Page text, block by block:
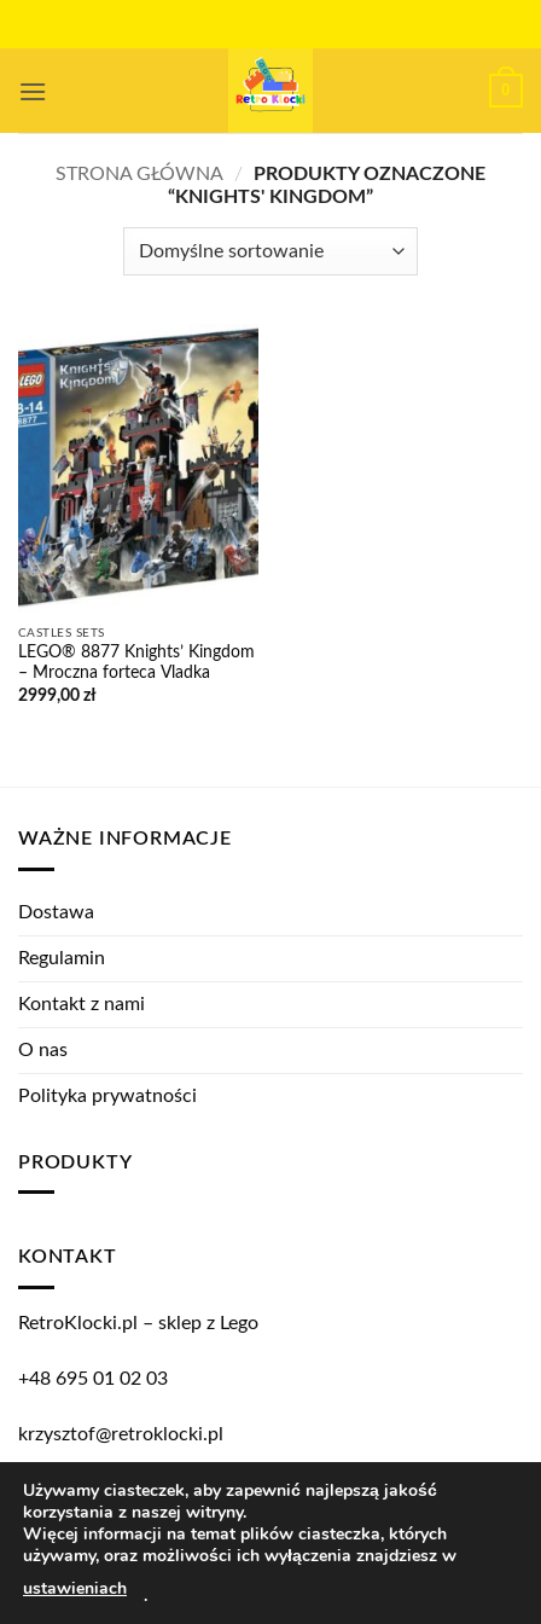
0
STRONA GŁÓWNA /
PRODUKTY OZNACZONE
“KNIGHTS' KINGDOM”
CASTLES SETS
LEGO® 8877 Knights’ Kingdom
– Mroczna forteca Vladka
2999,00 zł
WAŻNE INFORMACJE
Dostawa
Regulamin
Kontakt z nami
O nas
Polityka prywatności
PRODUKTY
KONTAKT
RetroKlocki.pl – sklep z Lego
+48 695 01 02 03
krzysztof@retroklocki.pl
Copyright 2026 ©RetroKlocki.pl
LEGO and the LEGO logo are trademarks of the LEGO Group.
Używamy ciasteczek, aby zapewnić najlepszą jakość
korzystania z naszej witryny.
Więcej informacji na temat plików ciasteczka, których
używamy, oraz możliwości ich wyłączenia znajdziesz w
ustawieniach
.